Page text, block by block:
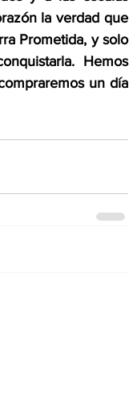
la verdad que
Prometida, y solo
Hemos
un día